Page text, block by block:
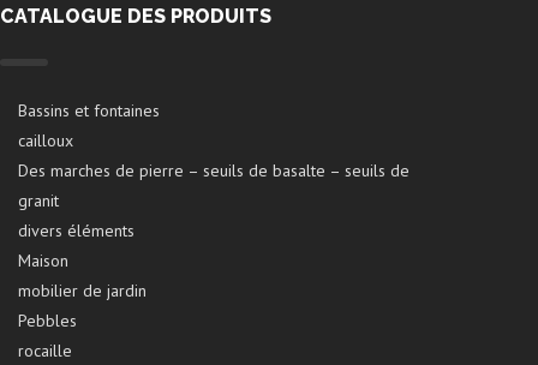
CATALOGUE DES PRODUITS
Bassins et fontaines
cailloux
Des marches de pierre – seuils de basalte – seuils de
granit
divers éléments
Maison
mobilier de jardin
Pebbles
rocaille